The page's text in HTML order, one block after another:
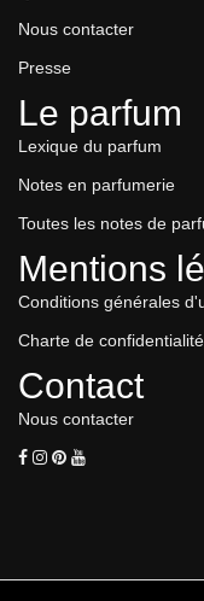
Nous contacter
Presse
Le parfum
Lexique du parfum
Notes en parfumerie
Toutes les notes de
Mentions
Conditions générales
Charte de confidentialité
Contact
Nous contacter